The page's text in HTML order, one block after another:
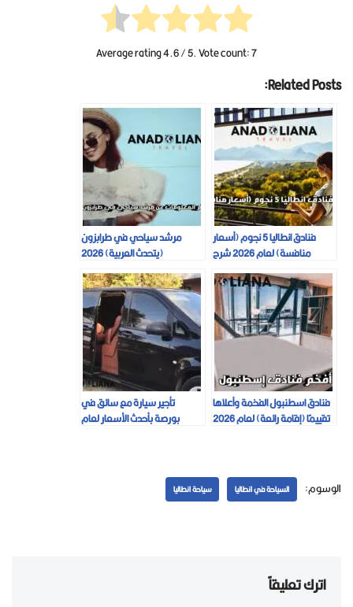
Average rating4.6/ 5. Vote count:7
Related Posts:
فنادق انطاليا 5 نجوم (أسعار
منافسة) لعام 2026 شرح
تفصيلي
مرشد سياحي في طرابزون
(يتحدث العربية) 2026
فنادق اسطنبول الفخمة وأعلاها
تقييمًا (إقامة رائعة) لعام 2026
تأجير سيارة مع سائق في
بورصة بأحدث الأسعار لعام
الوسوم: السياحة في انطاليا سياحة انطاليا
اترك تعليقاً